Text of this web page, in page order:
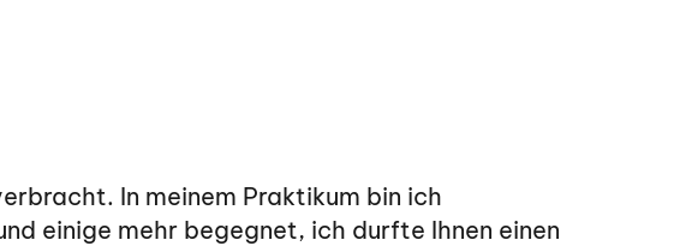
In meinem Praktikum bin ich
einige mehr begegnet, ich durfte Ihnen einen